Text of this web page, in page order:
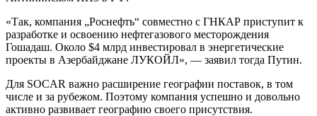
«Так, компания „Роснефть“ совместно с ГНКАР приступит к
разработке и освоению нефтегазового месторождения
Гошадаш. Около $4 млрд инвестировал в энергетические
проекты в Азербайджане ЛУКОЙЛ», — заявил тогда Путин.
Для SOCAR важно расширение географии поставок, в том
числе и за рубежом. Поэтому компания успешно и довольно
активно развивает географию своего присутствия.